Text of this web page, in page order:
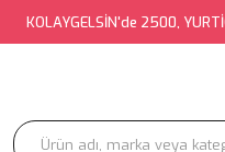
KOLAYGELSİN'de 2500,